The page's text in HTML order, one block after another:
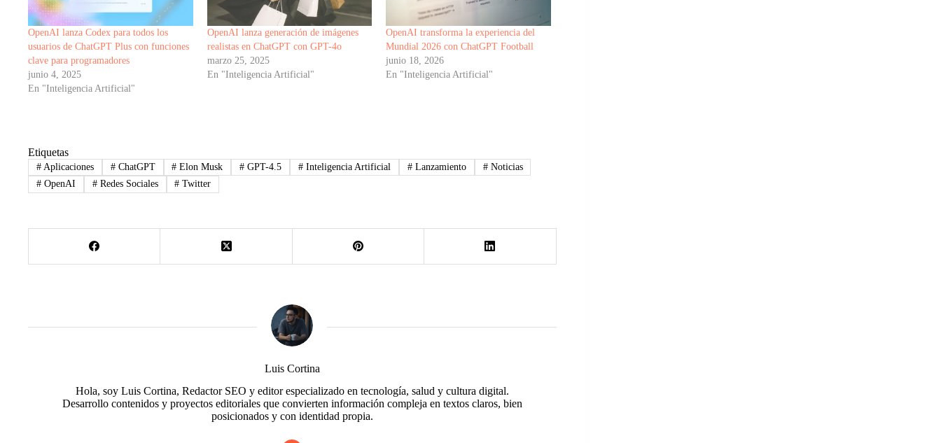
OpenAI lanza Codex para todos los
usuarios de ChatGPT Plus con funciones
clave para programadores
junio 4, 2025
En "Inteligencia Artificial"
OpenAI lanza generación de imágenes
realistas en ChatGPT con GPT-4o
marzo 25, 2025
En "Inteligencia Artificial"
OpenAI transforma la experiencia del
Mundial 2026 con ChatGPT Football
junio 18, 2026
En "Inteligencia Artificial"
Etiquetas
#Aplicaciones #ChatGPT # Elon Musk # GPT-4.5 # Inteligencia Artificial #Lanzamiento #Noticias
#OpenAI #Redes Sociales # Twitter
Luis Cortina
Hola, soy Luis Cortina, Redactor SEO y editor especializado en tecnología, salud y cultura digital.
Desarrollo contenidos y proyectos editoriales que convierten información compleja en textos claros, bien
posicionados y con identidad propia.